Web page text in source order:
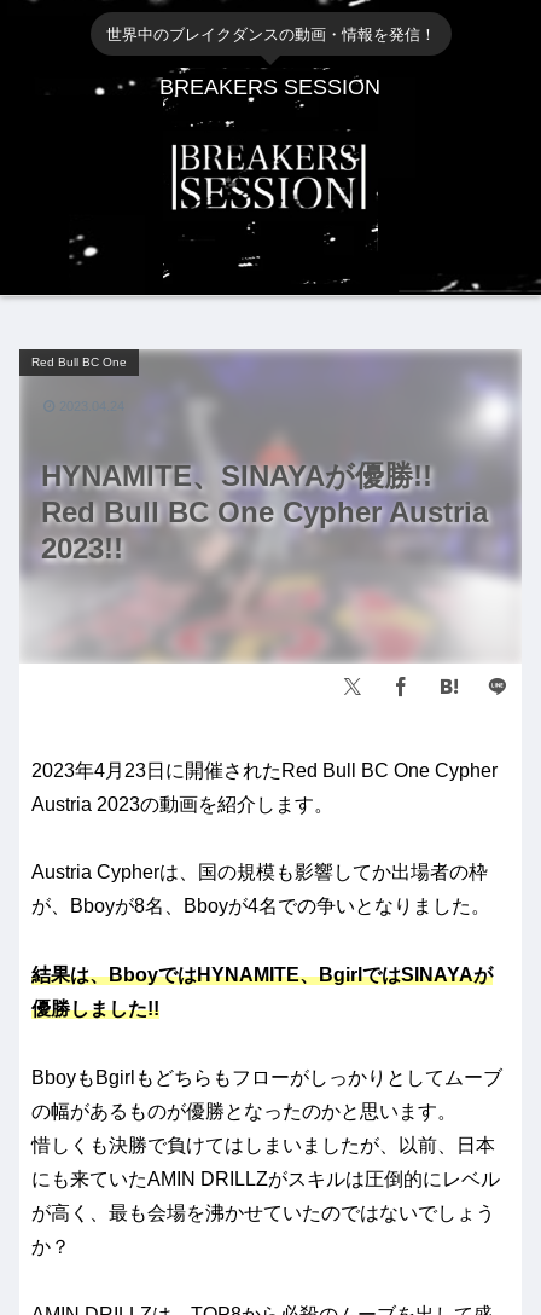
世界中のブレイクダンスの動画・情報を発信！
BREAKERS SESSION
HYNAMITE、SINAYAが優勝!!
Red Bull BC One Cypher Austria
2023!!
Red Bull BC One
2023年4月23日に開催されたRed Bull BC One Cypher
Austria 2023の動画を紹介します。
Austria Cypherは、国の規模も影響してか出場者の枠
が、Bboyが8名、Bboyが4名での争いとなりました。
結果は、BboyではHYNAMITE、BgirlではSINAYAが
優勝しました!!
BboyもBgirlもどちらもフローがしっかりとしてムーブ
の幅があるものが優勝となったのかと思います。
惜しくも決勝で負けてはしまいましたが、以前、日本
にも来ていたAMIN DRILLZがスキルは圧倒的にレベル
が高く、最も会場を沸かせていたのではないでしょう
か？